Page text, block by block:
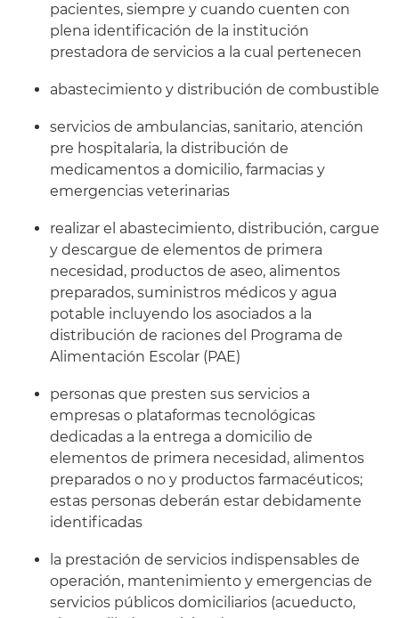
pacientes, siempre y cuando cuenten con
plena identificación de la institución
prestadora de servicios a la cual pertenecen
abastecimiento y distribución de combustible
servicios de ambulancias, sanitario, atención
pre hospitalaria, la distribución de
medicamentos a domicilio, farmacias y
emergencias veterinarias
realizar el abastecimiento, distribución, cargue
y descargue de elementos de primera
necesidad, productos de aseo, alimentos
preparados, suministros médicos y agua
potable incluyendo los asociados a la
distribución de raciones del Programa de
Alimentación Escolar (PAE)
personas que presten sus servicios a
empresas o plataformas tecnológicas
dedicadas a la entrega a domicilio de
elementos de primera necesidad, alimentos
preparados o no y productos farmacéuticos;
estas personas deberán estar debidamente
identificadas
la prestación de servicios indispensables de
operación, mantenimiento y emergencias de
servicios públicos domiciliarios (acueducto,